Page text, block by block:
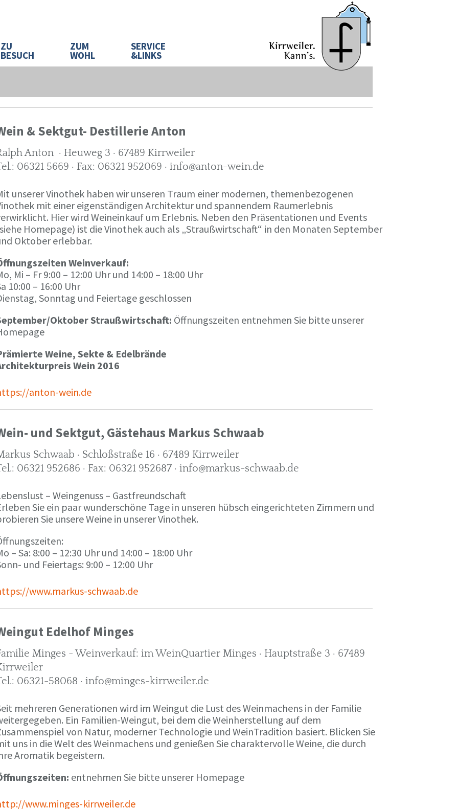
ZU
BESUCH
ZUM
WOHL
SERVICE
&LINKS
& Sektgut- Destillerie Anton
Anton · Heuweg 3 · 67489 Kirrweiler
06321 5669 · Fax: 06321 952069 · info@anton-wein.de
unserer Vinothek haben wir unseren Traum einer modernen, themenbezogenen
mit einer eigenständigen Architektur und spannendem Raumerlebnis
Hier wird Weineinkauf um Erlebnis. Neben den Präsentationen und Events
Homepage) ist die Vinothek auch als „Straußwirtschaft“ in den Monaten September
Oktober erlebbar.
Weinverkauf:
Mi – Fr 9:00 – 12:00 Uhr und 14:00 – 18:00 Uhr
10:00 – 16:00 Uhr
Sonntag und Feiertage geschlossen
Oktober Straußwirtschaft: Öffnungszeiten entnehmen Sie bitte unserer
Weine, Sekte & Edelbrände
Wein 2016
anton-wein.de
und Sektgut, Gästehaus Markus Schwaab
Schwaab · Schloßstraße 16 · 67489 Kirrweiler
06321 952686 · Fax: 06321 952687 · info@markus-schwaab.de
– Weingenuss – Gastfreundschaft
Sie ein paar wunderschöne Tage in unseren hübsch eingerichteten Zimmern und
Sie unsere Weine in unserer Vinothek.
– Sa: 8:00 – 12:30 Uhr und 14:00 – 18:00 Uhr
und Feiertags: 9:00 – 12:00 Uhr
www.markus-schwaab.de
Edelhof Minges
Minges - Weinverkauf: im WeinQuartier Minges · Hauptstraße 3 · 67489
06321-58068 · info@minges-kirrweiler.de
mehreren Generationen wird im Weingut die Lust des Weinmachens in der Familie
Ein Familien-Weingut, bei dem die Weinherstellung auf dem
von Natur, moderner Technologie und WeinTradition basiert. Blicken Sie
uns in die Welt des Weinmachens und genießen Sie charaktervolle Weine, die durch
Aromatik begeistern.
entnehmen Sie bitte unserer Homepage
www.minges-kirrweiler.de